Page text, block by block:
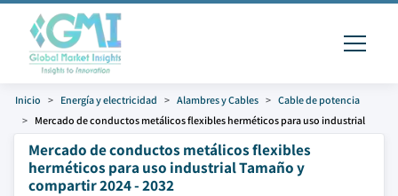
Inicio Energía y electricidad Alambres y Cables
Cable de potencia
Mercado de conductos metálicos flexibles herméticos para uso industrial
Mercado de conductos metálicos flexibles
herméticos para uso industrial Tamaño y
compartir 2024 - 2032